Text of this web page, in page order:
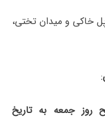
خاکی و میدان تختی،
:
۹ صبح روز ﺟمعه به تاریخ